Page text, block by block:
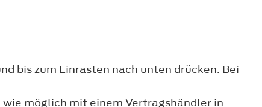
bis zum Einrasten nach unten drücken. Bei
möglich mit einem Vertragshändler in